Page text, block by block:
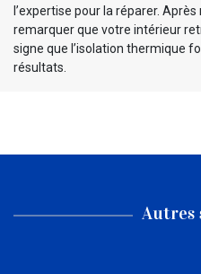
l’expertise pour la réparer.
remarquer que votre intérieur
signe que l’isolation thermique
résultats.
Autres